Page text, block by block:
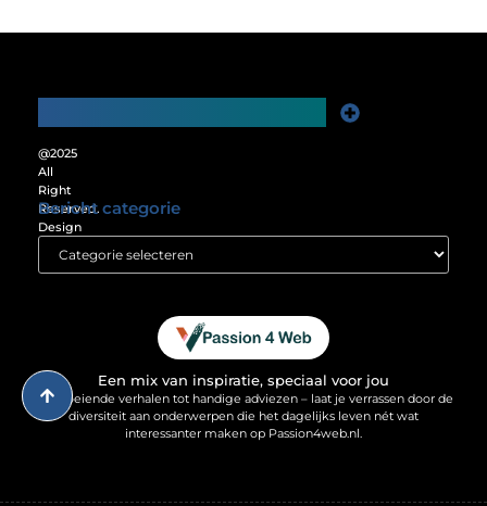
@2025
All
Right
Reserved.
Design
www.passion4web.nl.
Bericht categorie
Een mix van inspiratie, speciaal voor jou
Van boeiende verhalen tot handige adviezen – laat je verrassen door de
diversiteit aan onderwerpen die het dagelijks leven nét wat
interessanter maken op Passion4web.nl.